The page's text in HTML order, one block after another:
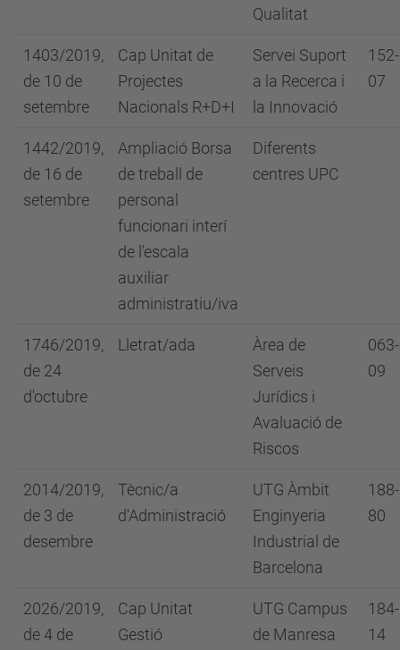
Qualitat
1403/2019,
de 10 de
setembre
Cap Unitat de
Projectes
Nacionals R+D+I
Servei Suport
a la Recerca i
la Innovació
152-
07
1442/2019,
de 16 de
setembre
Ampliació Borsa
de treball de
personal
funcionari interí
de l'escala
auxiliar
administratiu/iva
Diferents
centres UPC
1746/2019,
de 24
d'octubre
Lletrat/ada
Àrea de
Serveis
Jurídics i
Avaluació de
Riscos
063-
09
2014/2019,
de 3 de
desembre
Tècnic/a
d'Administració
UTG Àmbit
Enginyeria
Industrial de
Barcelona
188-
80
2026/2019,
de 4 de
Cap Unitat
Gestió
UTG Campus
de Manresa
184-
14